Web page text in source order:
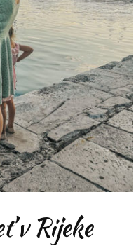
v Rijeke